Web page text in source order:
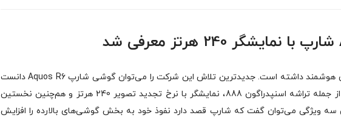
شارپ اخیرا حضوری جدی‌تر در بازار گوشی‌های هوشمند داشته است. جدیدترین تلاش این شرکت را می‌توان گوشی شارپ Aquos R6 دانست
که دقایقی پیش با مشخصات فنی قدرتمند از جمله تراشه اسنپدراگون 888، نمایشگر با نرخ تجدید تصویر 240 هرتز و هم‌چنین نخستین
با همین سه ویژگی می‌توان گفت که شارپ قصد دارد نفوذ خود به بخش گوشی‌های بالارده را افزایش